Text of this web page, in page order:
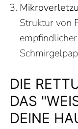
Struktur von
DIE
DAS
EINE